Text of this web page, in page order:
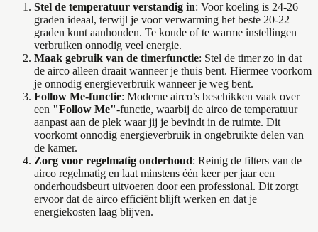
Stel de temperatuur verstandig in: Voor koeling is 24-26
graden ideaal, terwijl je voor verwarming het beste 20-22
graden kunt aanhouden. Te koude of te warme instellingen
verbruiken onnodig veel energie.
Maak gebruik van de timerfunctie: Stel de timer zo in dat
de airco alleen draait wanneer je thuis bent. Hiermee voorkom
je onnodig energieverbruik wanneer je weg bent.
Follow Me-functie: Moderne airco’s beschikken vaak over
een "Follow Me"-functie, waarbij de airco de temperatuur
aanpast aan de plek waar jij je bevindt in de ruimte. Dit
voorkomt onnodig energieverbruik in ongebruikte delen van
de kamer.
Zorg voor regelmatig onderhoud: Reinig de filters van de
airco regelmatig en laat minstens één keer per jaar een
onderhoudsbeurt uitvoeren door een professional. Dit zorgt
ervoor dat de airco efficiënt blijft werken en dat je
energiekosten laag blijven.